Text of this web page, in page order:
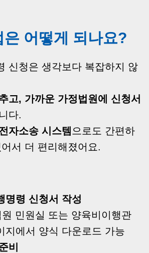
은 어떻게 되나요?
신청은 생각보다 복잡하지 않
고, 가까운 가정법원에 신청서
다.
자소송 시스템 으로도 간편하
서 더 편리해졌어요.
명령 신청서 작성
민원실 또는 양육비이행관
지에서 양식 다운로드 가능
비